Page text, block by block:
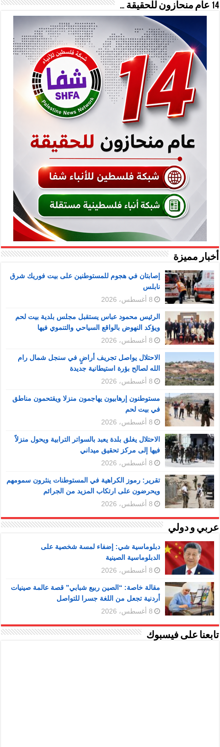
14 عام منحازون للحقيقة …
أخبار مميزة
إصابتان في هجوم للمستوطنين على بيت فوريك شرق
نابلس
8 أغسطس، 2026
الرئيس محمود عباس يستقبل مجلس بلدية بيت لحم
ويؤكد النهوض بالواقع السياحي والتنموي فيها
8 أغسطس، 2026
الاحتلال يواصل تجريف أراضٍ في سنجل شمال رام
الله لصالح بؤرة استيطانية جديدة
8 أغسطس، 2026
مستوطنون إرهابيون يهاجمون منزلا ويقتحمون مناطق
في بيت لحم
8 أغسطس، 2026
الاحتلال يغلق بلدة يعبد بالسواتر الترابية ويحول منزلاً
فيها إلى مركز تحقيق ميداني
8 أغسطس، 2026
تقرير: رموز الكراهية في المستوطنات ينثرون سمومهم
ويحرضون على ارتكاب المزيد من الجرائم
8 أغسطس، 2026
عربي و دولي
دبلوماسية شي: إضفاء لمسة شخصية على
الدبلوماسية الصينية
8 أغسطس، 2026
مقالة خاصة: “الصين ربيع شبابي” قصة عالمة صينيات
أردنية تجعل من اللغة جسرا للتواصل
8 أغسطس، 2026
تابعنا على فيسبوك